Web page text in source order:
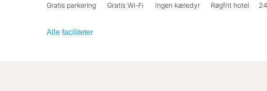
Gratis parkering Gratis Wi-Fi Ingen kæledyr Røgfrit hotel
Alle faciliteter